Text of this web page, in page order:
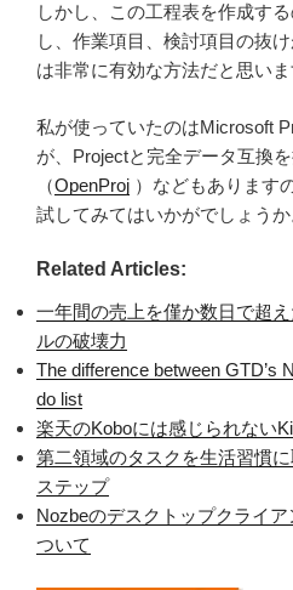
しかし、この工程表を作成す
し、作業項目、検討項目の抜
は非常に有効な方法だと思いま
私が使っていたのはMicrosoft
が、Projectと完全データ互換
（OpenProj ）などもあります
試してみてはいかがでしょうか
Related Articles:
一年間の売上を僅か数日で超
ルの破壊力
The difference between GTD’s
do list
楽天のKoboには感じられない
第二領域のタスクを生活習慣
ステップ
Nozbeのデスクトップクライ
ついて